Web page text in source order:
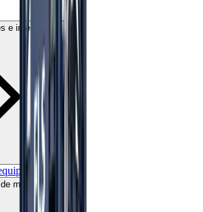
e intercambio
mineros
minería